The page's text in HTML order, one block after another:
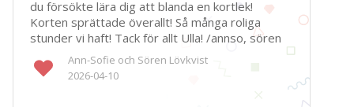
du försökte lära dig att blanda en kortlek!
Korten sprättade överallt! Så många roliga
stunder vi haft! Tack för allt Ulla! /annso, sören
Ann-Sofie och Sören Lövkvist
2026-04-10